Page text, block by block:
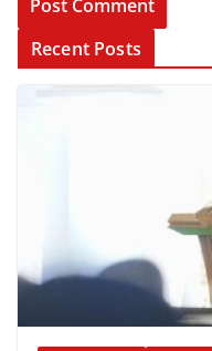
Recent Posts